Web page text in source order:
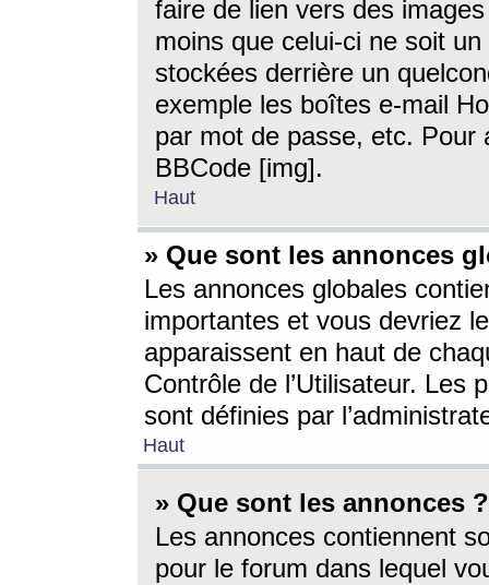
faire de lien vers des
moins que celui-ci ne soit
stockées derrière un
exemple les boîtes e-mail
par mot de passe, etc. Pour
BBCode [img].
Haut
» Que sont les annonces
Les annonces globales
importantes et vous devriez
apparaissent en haut de
Contrôle de l’Utilisateur. Les
sont définies par
Haut
» Que sont les annonces ?
Les annonces contiennent
pour le forum dans lequel